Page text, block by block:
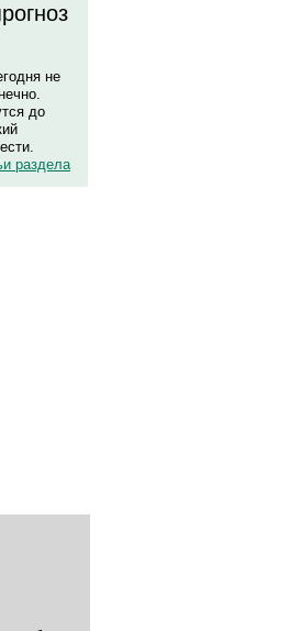
не
до
раздела